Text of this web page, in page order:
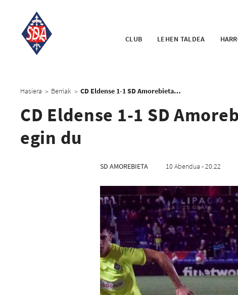
CLUB LEHEN TALDEA
Hasiera > Berriak > CD Eldense 1-1 SD Amorebieta: Garaipenak 89an ihes egin du
CD Eldense 1-1 SD
egin du
SD AMOREBIETA 10 Abendua - 20:22